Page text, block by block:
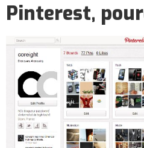
Pinterest,